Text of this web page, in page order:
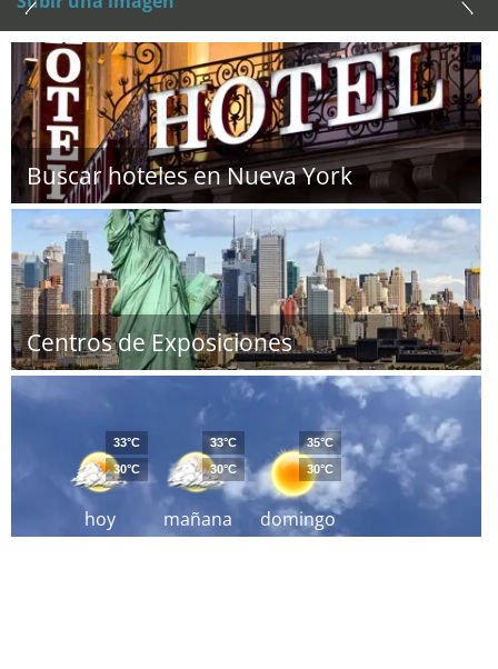
Buscar hoteles en Nueva York
Centros de Exposiciones
hoy
33°C
30°C
mañana
33°C
30°C
domingo
35°C
30°C